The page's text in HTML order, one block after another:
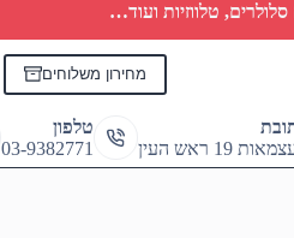
טלווזיות ועוד…
מחירון משלוחים
19 ראש העין
טלפון
03-9382771